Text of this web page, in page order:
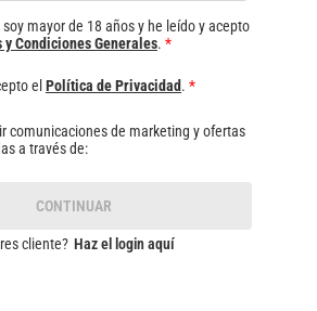
mayor de 18 años y he leído y acepto
y Condiciones Generales. *
el Política de Privacidad. *
comunicaciones de marketing y ofertas
a través de:
CONTINUAR
cliente? Haz el login aquí